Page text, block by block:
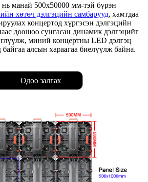
нь манай 500x50000 мм-тэй бүрэн
хөтөч дэлгэцийн самбарууд, хамтдаа
концертод хүргэсэн дэлгэцийн
доошоо сунгасан динамик дэлгэцийг
миний концертны LED дэлгэц
алсын хараагаа биелүүлж байна.
Одоо залгах